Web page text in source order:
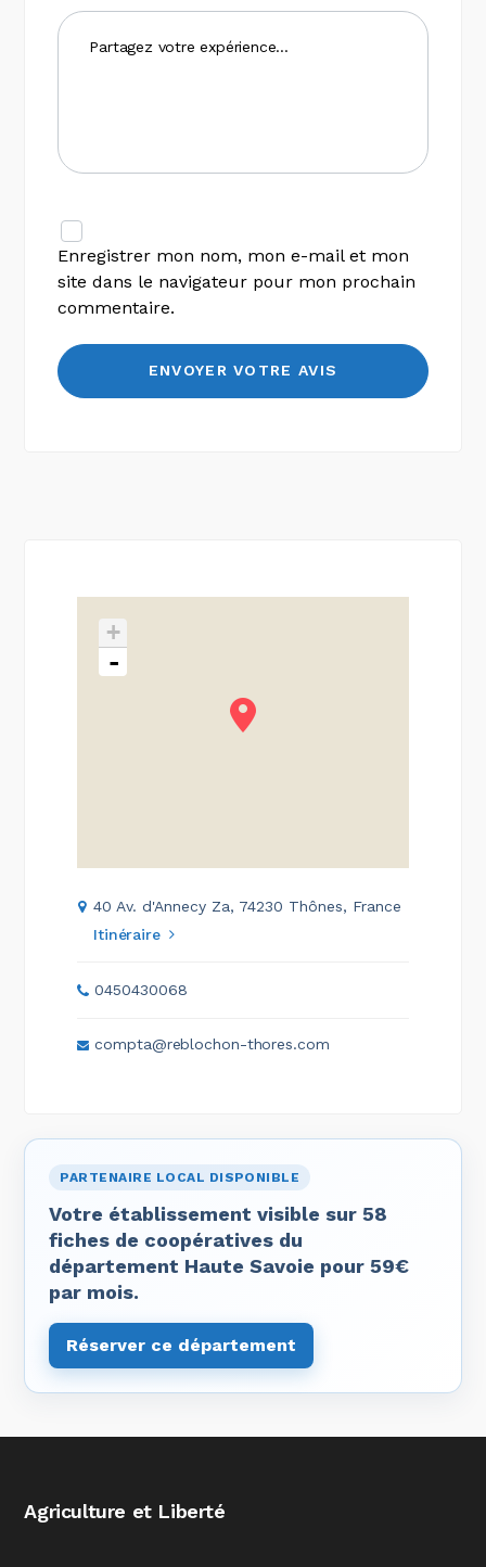
Enregistrer mon nom, mon e-mail et mon
site dans le navigateur pour mon prochain
commentaire.
+
-
40 Av. d'Annecy Za, 74230 Thônes, France
Itinéraire
0450430068
compta@reblochon-thores.com
PARTENAIRE LOCAL DISPONIBLE
Votre établissement visible sur 58
fiches de coopératives du
département Haute Savoie pour 59€
par mois.
Réserver ce département
Agriculture et Liberté